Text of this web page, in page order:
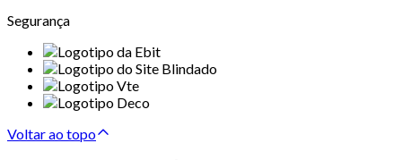
Segurança
Voltar ao topo